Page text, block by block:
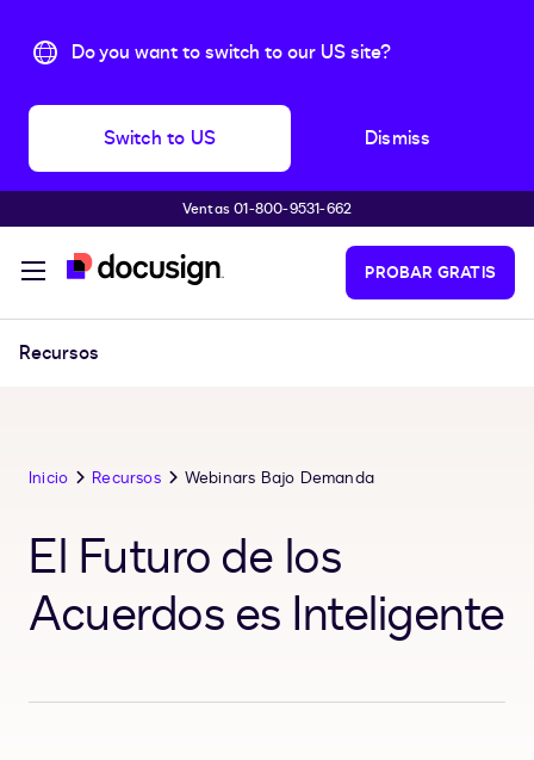
Do you want to switch to our US site?
Switch to US Dismiss
Accede al contenido principalVentas 01-800-9531-662
PROBAR GRATIS
Recursos
Inicio Recursos Webinars Bajo Demanda
El Futuro de los
Acuerdos es Inteligente